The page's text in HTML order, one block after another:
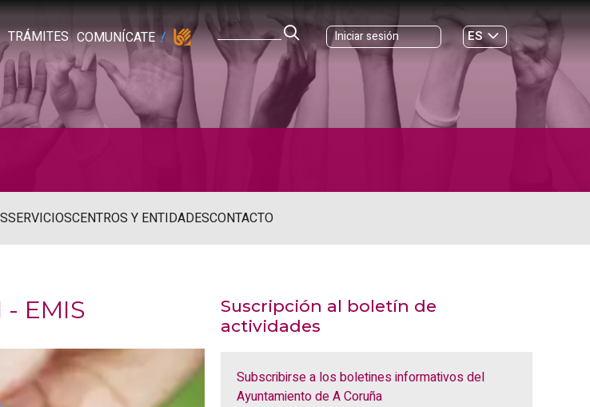
TRÁMITES COMUNÍCATE Iniciar sesión
ES
GL
SERVICIOSCENTROS Y ENTIDADESCONTACTO
EMIS
Suscripción al boletín de
actividades
Subscribirse a los boletines informativos del
Ayuntamiento de A Coruña